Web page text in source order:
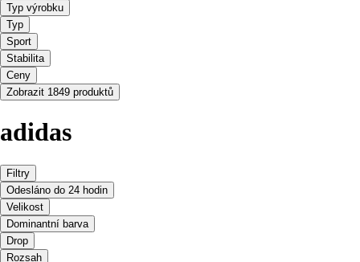
Typ výrobku
Typ
Sport
Stabilita
Ceny
Zobrazit 1849 produktů
adidas
Filtry
Odesláno do 24 hodin
Velikost
Dominantní barva
Drop
Rozsah